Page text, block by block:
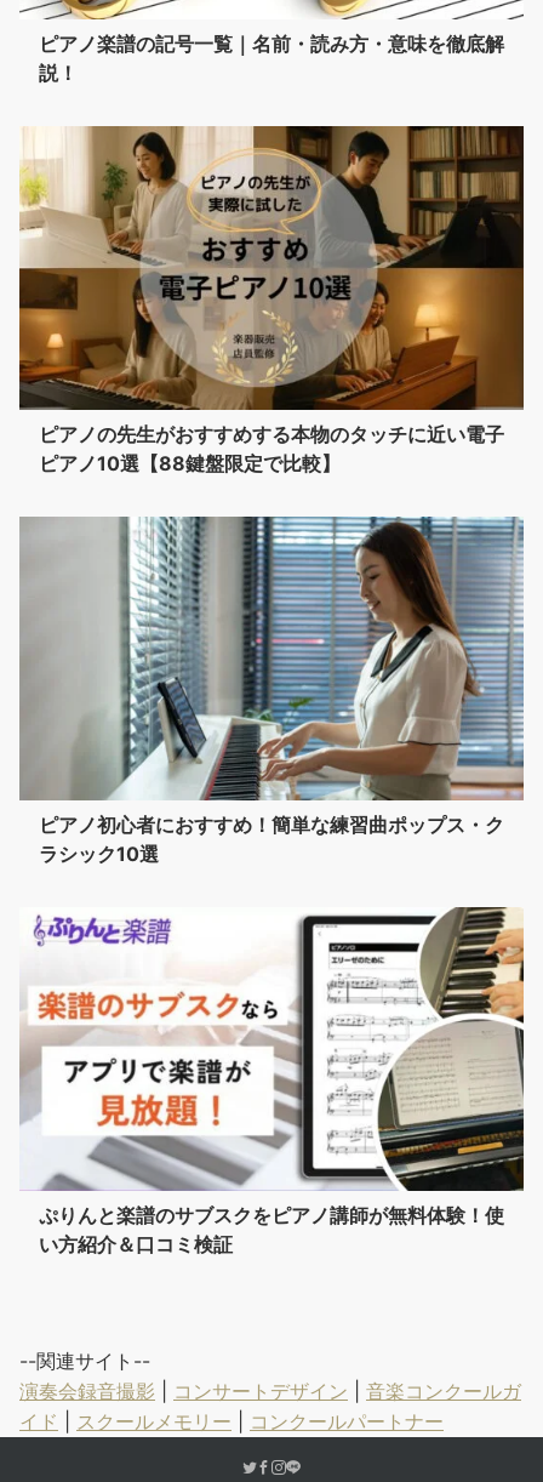
ピアノ楽譜の記号一覧｜名前・読み方・意味を徹底解
説！
ピアノの先生がおすすめする本物のタッチに近い電子
ピアノ10選【88鍵盤限定で比較】
ピアノ初心者におすすめ！簡単な練習曲ポップス・ク
ラシック10選
ぷりんと楽譜のサブスクをピアノ講師が無料体験！使
い方紹介＆口コミ検証
--関連サイト--
演奏会録音撮影
コンサートデザイン
音楽コンクールガ
イド
スクールメモリー コンクールパートナー